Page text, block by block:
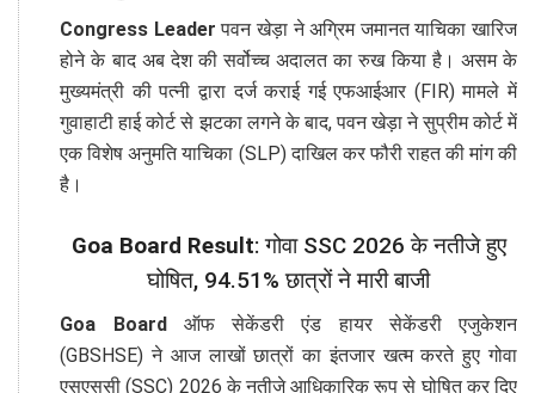
Congress Leader पवन खेड़ा ने अग्रिम जमानत याचिका खारिज
होने के बाद अब देश की सर्वोच्च अदालत का रुख किया है। असम के
मुख्यमंत्री की पत्नी द्वारा दर्ज कराई गई एफआईआर (FIR) मामले में
गुवाहाटी हाई कोर्ट से झटका लगने के बाद, पवन खेड़ा ने सुप्रीम कोर्ट में
एक विशेष अनुमति याचिका (SLP) दाखिल कर फौरी राहत की मांग की
है।
Goa Board Result: गोवा SSC 2026 के नतीजे हुए
घोषित, 94.51% छात्रों ने मारी बाजी
Goa Boardऑफ सेकेंडरी एंड हायर सेकेंडरी एजुकेशन
(GBSHSE) ने आज लाखों छात्रों का इंतजार खत्म करते हुए गोवा
एसएससी (SSC) 2026 के नतीजे आधिकारिक रूप से घोषित कर दिए